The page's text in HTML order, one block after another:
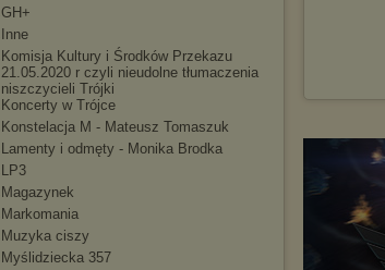
GH+
Inne
Komisja Kultury i Środków Przekazu
21.05.2020 r czyli nieudolne tłumaczenia
niszczycieli Trójki
Koncerty w Trójce
Konstelacja M - Mateusz Tomaszuk
Lamenty i odmęty - Monika Brodka
LP3
Magazynek
Markomania
Muzyka ciszy
Myślidziecka 357